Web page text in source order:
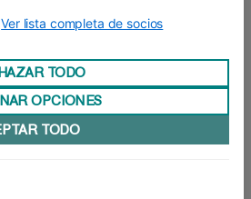
día
de Deporte han visitado
Lucrecio Luquin, “Lucre”, y del
Ver lista completa de socios
TODO
OPCIONES
TODO